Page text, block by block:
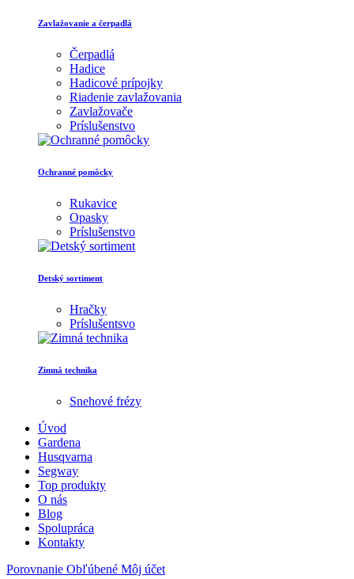
Zavlažovanie a čerpadlá
Čerpadlá
Hadice
Hadicové prípojky
Riadenie zavlažovania
Zavlažovače
Príslušenstvo
Ochranné pomôcky
Rukavice
Opasky
Príslušenstvo
Detský sortiment
Hračky
Príslušentsvo
Zimná technika
Snehové frézy
Úvod
Gardena
Husqvarna
Segway
Top produkty
O nás
Blog
Spolupráca
Kontakty
Porovnanie Obľúbené Môj účet